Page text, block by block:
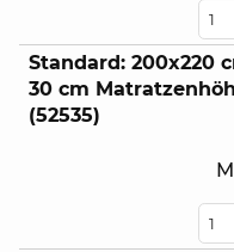
Standard: 200x220
30 cm
(52535)